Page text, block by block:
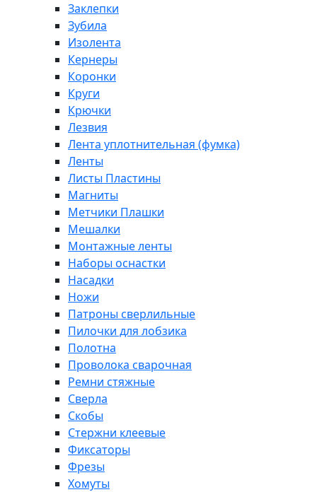
Заклепки
Зубила
Изолента
Кернеры
Коронки
Круги
Крючки
Лезвия
Лента уплотнительная (фумка)
Ленты
Листы Пластины
Магниты
Метчики Плашки
Мешалки
Монтажные ленты
Наборы оснастки
Насадки
Ножи
Патроны сверлильные
Пилочки для лобзика
Полотна
Проволока сварочная
Ремни стяжные
Сверла
Скобы
Стержни клеевые
Фиксаторы
Фрезы
Хомуты